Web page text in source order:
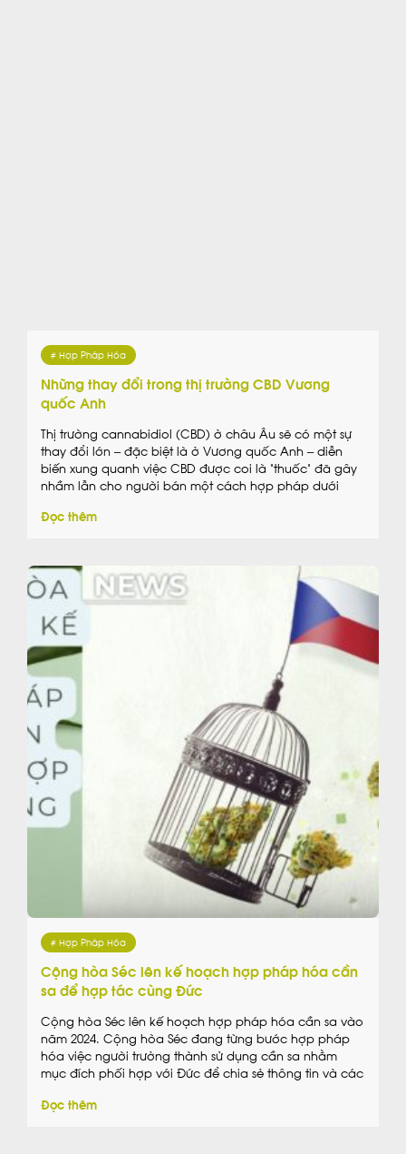
# Hợp Pháp Hóa
Những thay đổi trong thị trường CBD Vương
quốc Anh
Thị trường cannabidiol (CBD) ở châu Âu sẽ có một sự
thay đổi lớn – đặc biệt là ở Vương quốc Anh – diễn
biến xung quanh việc CBD được coi là “thuốc” đã gây
nhầm lẫn cho người bán một cách hợp pháp dưới
Đọc thêm
# Hợp Pháp Hóa
Cộng hòa Séc lên kế hoạch hợp pháp hóa cần
sa để hợp tác cùng Đức
Cộng hòa Séc lên kế hoạch hợp pháp hóa cần sa vào
năm 2024. Cộng hòa Séc đang từng bước hợp pháp
hóa việc người trưởng thành sử dụng cần sa nhằm
mục đích phối hợp với Đức để chia sẻ thông tin và các
[…]
Đọc thêm